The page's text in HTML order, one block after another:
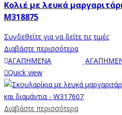
Κολιέ με λευκά
M318875
Συνδεθείτε για να δείτε τις τιμές
Διαβάστε περισσότερα
ΑΓΑΠΗΜΕΝΑ
Quick view
Διαβάστε περισσότερα